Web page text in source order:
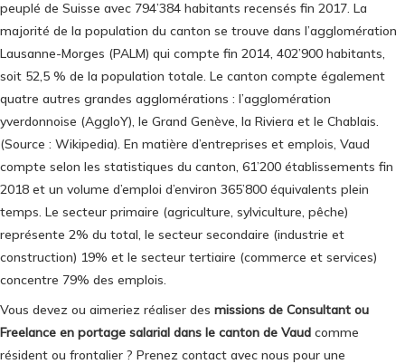
peuplé de Suisse avec 794’384 habitants recensés fin 2017. La
majorité de la population du canton se trouve dans l’agglomération
Lausanne-Morges (PALM) qui compte fin 2014, 402’900 habitants,
soit 52,5 % de la population totale. Le canton compte également
quatre autres grandes agglomérations : l’agglomération
yverdonnoise (AggloY), le Grand Genève, la Riviera et le Chablais.
(Source : Wikipedia). En matière d’entreprises et emplois, Vaud
compte selon les statistiques du canton, 61’200 établissements fin
2018 et un volume d’emploi d’environ 365’800 équivalents plein
temps. Le secteur primaire (agriculture, sylviculture, pêche)
représente 2% du total, le secteur secondaire (industrie et
construction) 19% et le secteur tertiaire (commerce et services)
concentre 79% des emplois.
Vous devez ou aimeriez réaliser des missions de Consultant ou
Freelance en portage salarial dans le canton de Vaud comme
résident ou frontalier ? Prenez contact avec nous pour une